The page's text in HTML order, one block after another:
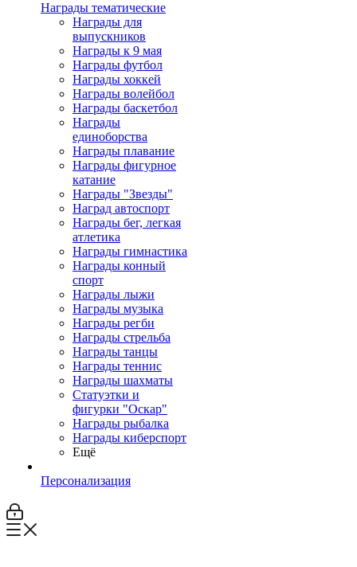
Награды тематические
Награды для
выпускников
Награды к 9 мая
Награды футбол
Награды хоккей
Награды волейбол
Награды баскетбол
Награды
единоборства
Награды плавание
Награды фигурное
катание
Награды "Звезды"
Наград автоспорт
Награды бег, легкая
атлетика
Награды гимнастика
Награды конный
спорт
Награды лыжи
Награды музыка
Награды регби
Награды стрельба
Награды танцы
Награды теннис
Награды шахматы
Статуэтки и
фигурки "Оскар"
Награды рыбалка
Награды киберспорт
Ещё
Персонализация